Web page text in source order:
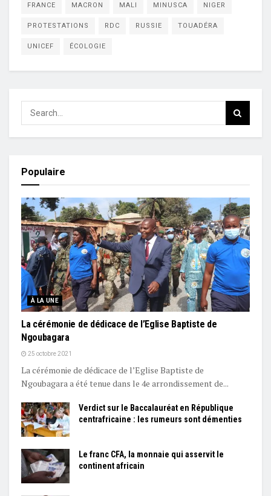
FRANCE MACRON MALI MINUSCA NIGER
PROTESTATIONS RDC RUSSIE TOUADÉRA
UNICEF ÉCOLOGIE
Populaire
À LA UNE
La cérémonie de dédicace de l’Eglise Baptiste de
Ngoubagara
25 octobre 2021
La cérémonie de dédicace de l’Eglise Baptiste de
Ngoubagara a été tenue dans le 4e arrondissement de...
Verdict sur le Baccalauréat en République
centrafricaine : les rumeurs sont démenties
Le franc CFA, la monnaie qui asservit le
continent africain